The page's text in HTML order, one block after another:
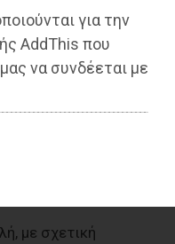
για την
AddThis που
να συνδέεται με
στην
συστηματική
στα ανοιχτά του
σε
τα όρια, τους
τη διάρκεια της
με σχετική